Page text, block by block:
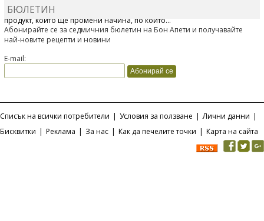
Отскоро Лесафр България стартира предлагането на изцяло нов
продукт, който ще промени начина, по който...
БЮЛЕТИН
Абонирайте се за седмичния бюлетин на Бон Апети и получавайте
най-новите рецепти и новини
E-mail:
Списък на всички потребители | Условия за ползване | Лични данни |
Бисквитки | Реклама | За нас | Как да печелите точки | Карта на сайта